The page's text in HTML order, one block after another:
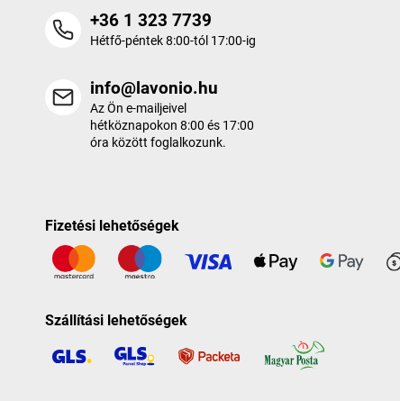
+36 1 323 7739
Hétfő-péntek 8:00-tól 17:00-ig
info@lavonio.hu
Az Ön e-mailjeivel
hétköznapokon 8:00 és 17:00
óra között foglalkozunk.
Fizetési lehetőségek
Szállítási lehetőségek